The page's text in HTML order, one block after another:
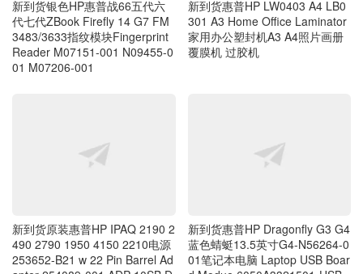
3483/3633指纹模块Fingerprint
Reader M07151-001 N09455-0
01 M07206-001
家用办公塑封机A3 A4照片画册
覆膜机 过胶机
apter 254089-001 ADP-10SB D
elta Electronics AC Adapter 5V
2000mA PDA掌上电脑充电器
d Modue 6050A3321501-USB-
A01 雷电4 USB3.0 3.5MM音频
接口板